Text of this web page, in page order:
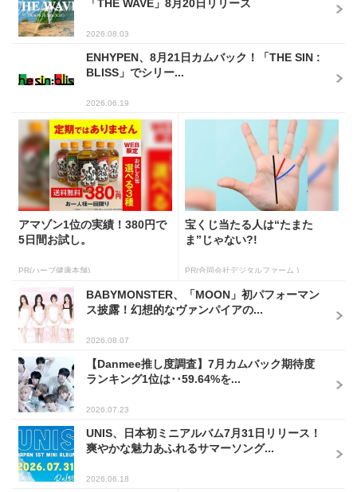
「THE WAVE」8月20日リリース
2026.08.03
ENHYPEN、8月21日カムバック！「THE SIN :
BLISS」でシリー...
2026.06.19
アマゾン1位の実績！380円で
5日間お試し。
PR(ハーブ健康本舗)
宝くじ当たる人は“たまた
ま”じゃない?!
PR(合同会社デジタルファーム )
BABYMONSTER、「MOON」初パフォーマン
ス披露！幻想的なヴァンパイアの...
2026.08.07
【Danmee推し度調査】7月カムバック期待度
ランキング1位は･･59.64%を...
2026.07.23
UNIS、日本初ミニアルバム7月31日リリース！
爽やかな魅力あふれるサマーソング...
2026.06.18